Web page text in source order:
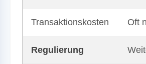
Transaktionskosten Oft
Regulierung